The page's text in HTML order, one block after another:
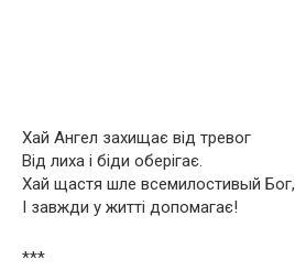
Хай Ангел захищає від тревог
Від лиха і біди оберігає.
Хай щастя шле всемилостивый Бог,
І завжди у житті допомагає!
***